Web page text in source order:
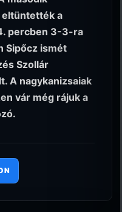
a
percben 3-3-ra
Sipőcz ismét
Szollár
A nagykanizsaiak
vár még rájuk a